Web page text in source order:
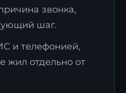
звонка,
шаг.
и телефонией,
жил отдельно от